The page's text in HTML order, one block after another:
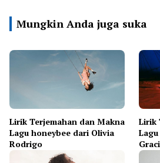
Mungkin Anda juga suka
Lirik Terjemahan dan Makna
Lagu honeybee dari Olivia
Rodrigo
Lirik